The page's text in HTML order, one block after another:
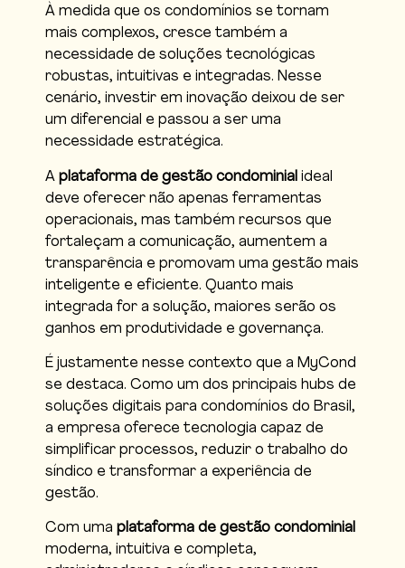
À medida que os condomínios se tornam
mais complexos, cresce também a
necessidade de soluções tecnológicas
robustas, intuitivas e integradas. Nesse
cenário, investir em inovação deixou de ser
um diferencial e passou a ser uma
necessidade estratégica.
A plataforma de gestão condominial ideal
deve oferecer não apenas ferramentas
operacionais, mas também recursos que
fortaleçam a comunicação, aumentem a
transparência e promovam uma gestão mais
inteligente e eficiente. Quanto mais
integrada for a solução, maiores serão os
ganhos em produtividade e governança.
É justamente nesse contexto que a MyCond
se destaca. Como um dos principais hubs de
soluções digitais para condomínios do Brasil,
a empresa oferece tecnologia capaz de
simplificar processos, reduzir o trabalho do
síndico e transformar a experiência de
gestão.
Com uma plataforma de gestão condominial
moderna, intuitiva e completa,